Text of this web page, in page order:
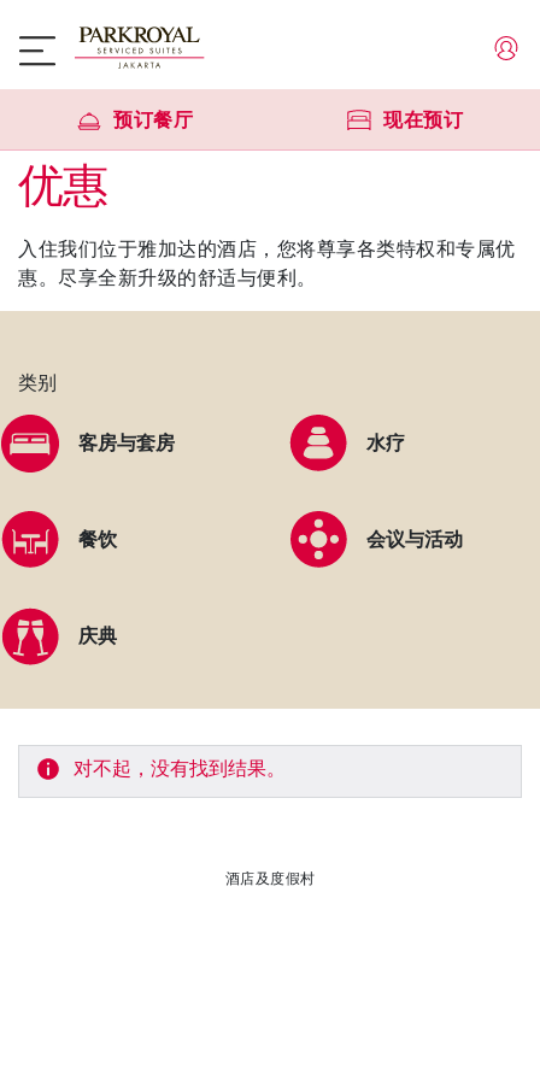
预订餐厅 现在预订
优惠
入住我们位于雅加达的酒店，您将尊享各类特权和专属优
惠。尽享全新升级的舒适与便利。
类别
客房与套房 水疗
餐饮 会议与活动
庆典
对不起，没有找到结果。
酒店及度假村